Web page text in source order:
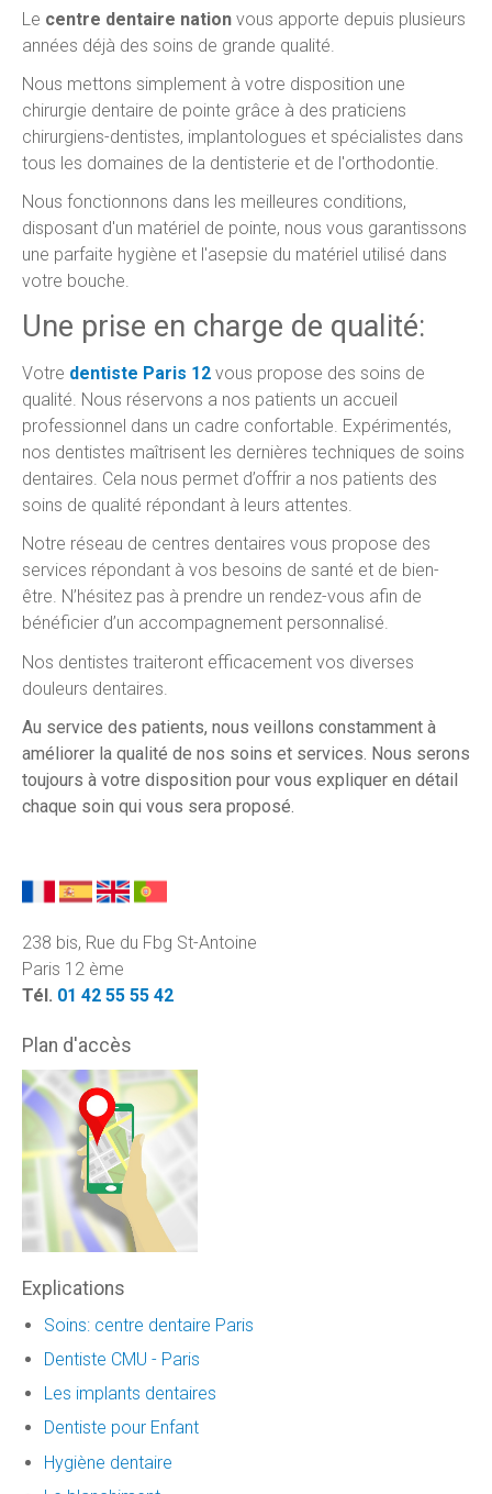
Le centre dentaire nation vous apporte depuis plusieurs
années déjà des soins de grande qualité.
Nous mettons simplement à votre disposition une
chirurgie dentaire de pointe grâce à des praticiens
chirurgiens-dentistes, implantologues et spécialistes dans
tous les domaines de la dentisterie et de l'orthodontie.
Nous fonctionnons dans les meilleures conditions,
disposant d'un matériel de pointe, nous vous garantissons
une parfaite hygiène et l'asepsie du matériel utilisé dans
votre bouche.
Une prise en charge de qualité:
Votre dentiste Paris 12 vous propose des soins de
qualité. Nous réservons a nos patients un accueil
professionnel dans un cadre confortable. Expérimentés,
nos dentistes maîtrisent les dernières techniques de soins
dentaires. Cela nous permet d’offrir a nos patients des
soins de qualité répondant à leurs attentes.
Notre réseau de centres dentaires vous propose des
services répondant à vos besoins de santé et de bien-
être. N’hésitez pas à prendre un rendez-vous afin de
bénéficier d’un accompagnement personnalisé.
Nos dentistes traiteront efficacement vos diverses
douleurs dentaires.
Au service des patients, nous veillons constamment à
améliorer la qualité de nos soins et services. Nous serons
toujours à votre disposition pour vous expliquer en détail
chaque soin qui vous sera proposé.
238 bis, Rue du Fbg St-Antoine
Paris 12 ème
Tél. 01 42 55 55 42
Plan d'accès
Explications
Soins: centre dentaire Paris
Dentiste CMU - Paris
Les implants dentaires
Dentiste pour Enfant
Hygiène dentaire